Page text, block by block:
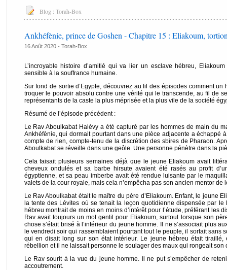
Blog : Torah-Box
Ankhéfènie, prince de Goshen - Chapitre 15 : Eliakoum,
16 Août 2020 - Torah-Box
L’incroyable histoire d’amitié qui va lier un esclave hébreu,
sensible à la souffrance humaine.
Sur fond de sortie d’Egypte, découvrez au fil des épisodes comment un
troquer le pouvoir absolu contre une vérité qui le transcende, au fil de
représentants de la caste la plus méprisée et la plus vile de la société
Résumé de l’épisode précédent :
Le Rav Aboulkabat Halévy a été capturé par les hommes de main du
Ankhéfènie, qui dormait pourtant dans une pièce adjacente a échappé
compte de rien, compte-tenu de la discrétion des sbires de Pharaon.
Aboulkabat se réveille dans une geôle. Une personne pénètre dans la
Cela faisait plusieurs semaines déjà que le jeune Eliakoum avait
cheveux ondulés et sa barbe hirsute avaient été rasés au profit
égyptienne, et sa peau imberbe avait été rendue luisante par le
valets de la cour royale, mais cela n’empêcha pas son ancien mentor
Le Rav Aboulkabat était le maître du père d’Eliakoum. Enfant, le jeune
la tente des Lévites où se tenait la leçon quotidienne dispensée par
hébreu montrait de moins en moins d’intérêt pour l’étude, préférant les
Rav avait toujours un mot gentil pour Eliakoum, surtout lorsque son
chose s’était brisé à l’intérieur du jeune homme. Il ne s’associait plus
le vendredi soir qui rassemblaient pourtant tout le peuple, il sortait sans
qui en disait long sur son état intérieur. Le jeune hébreu était tiraillé,
rébellion et il ne laissait personne le soulager des maux qui rongeait
Le Rav sourit à la vue du jeune homme. Il ne put s’empêcher de
accoutrement.